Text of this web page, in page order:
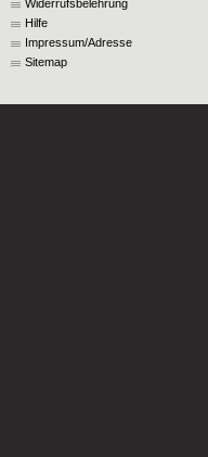
Widerrufsbelehrung
Hilfe
Impressum/Adresse
Sitemap